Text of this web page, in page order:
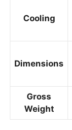
Cooling
Dimensions
Gross
Weight